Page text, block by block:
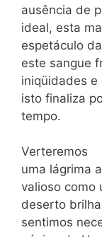
ausência de
ideal, esta
espetáculo
este sangue
iniqüidades
isto finaliza
tempo.
Verteremos
uma lágrima
valioso como
deserto
sentimos